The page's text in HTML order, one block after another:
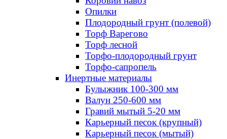
Опилки
Плодородный грунт (полевой)
Торф Варегово
Торф лесной
Торфо-плодородный грунт
Торфо-сапропель
Инертные материалы
Булыжник 100-300 мм
Валун 250-600 мм
Гравий мытый 5-20 мм
Карьерный песок (крупный)
Карьерный песок (мытый)